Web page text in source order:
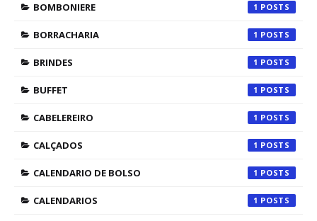
BOMBONIERE 1
BORRACHARIA 1
BRINDES 1
BUFFET 1
CABELEREIRO 1
CALÇADOS 1
CALENDARIO DE BOLSO 1
CALENDARIOS 1